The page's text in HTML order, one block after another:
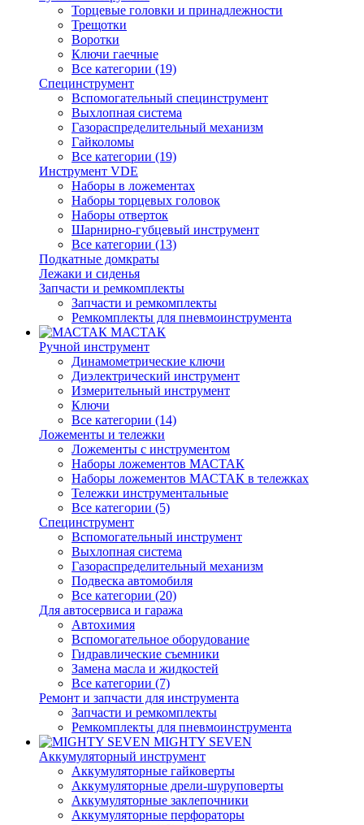
Торцевые головки и принадлежности
Трещотки
Воротки
Ключи гаечные
Все категории (19)
Специнструмент
Вспомогательный специнструмент
Выхлопная система
Газораспределительный механизм
Гайколомы
Все категории (19)
Инструмент VDE
Наборы в ложементах
Наборы торцевых головок
Наборы отверток
Шарнирно-губцевый инструмент
Все категории (13)
Подкатные домкраты
Лежаки и сиденья
Запчасти и ремкомплекты
Запчасти и ремкомплекты
Ремкомплекты для пневмоинструмента
МАСТАК
Ручной инструмент
Динамометрические ключи
Диэлектрический инструмент
Измерительный инструмент
Ключи
Все категории (14)
Ложементы и тележки
Ложементы с инструментом
Наборы ложементов МАСТАК
Наборы ложементов МАСТАК в тележках
Тележки инструментальные
Все категории (5)
Специнструмент
Вспомогательный инструмент
Выхлопная система
Газораспределительный механизм
Подвеска автомобиля
Все категории (20)
Для автосервиса и гаража
Автохимия
Вспомогательное оборудование
Гидравлические съемники
Замена масла и жидкостей
Все категории (7)
Ремонт и запчасти для инструмента
Запчасти и ремкомплекты
Ремкомплекты для пневмоинструмента
MIGHTY SEVEN
Аккумуляторный инструмент
Аккумуляторные гайковерты
Аккумуляторные дрели-шуруповерты
Аккумуляторные заклепочники
Аккумуляторные перфораторы